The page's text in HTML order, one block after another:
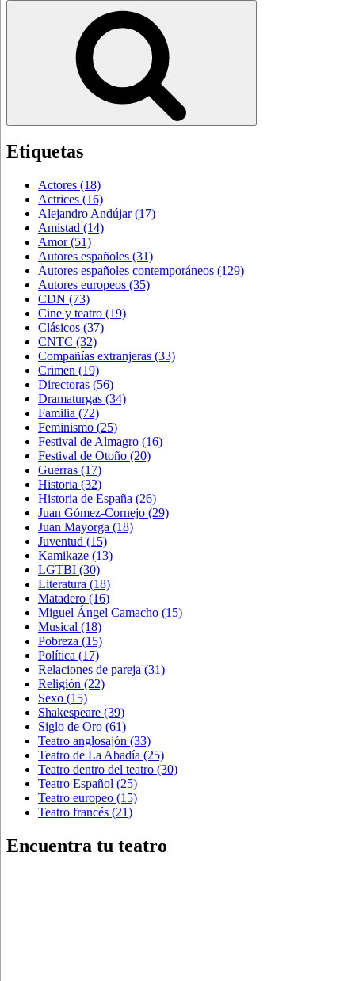
por:
Etiquetas
Actores (18)
Actrices (16)
Alejandro Andújar(17)
Amistad (14)
Amor(51)
Autores españoles (31)
Autores españoles contemporáneos (129)
Autores europeos (35)
CDN (73)
Cine y teatro (19)
Clásicos (37)
CNTC (32)
Compañías extranjeras (33)
Crimen (19)
Directoras (56)
Dramaturgas (34)
Familia (72)
Feminismo (25)
Festival de Almagro (16)
Festival de Otoño (20)
Guerras (17)
Historia (32)
Historia de España (26)
Juan Gómez-Cornejo (29)
Juan Mayorga (18)
Juventud (15)
Kamikaze (13)
LGTBI (30)
Literatura (18)
Matadero (16)
Miguel Ángel Camacho (15)
Musical (18)
Pobreza (15)
Política (17)
Relaciones de pareja (31)
Religión (22)
Sexo (15)
Shakespeare (39)
Siglo de Oro (61)
Teatro anglosajón (33)
Teatro de La Abadía (25)
Teatro dentro del teatro (30)
Teatro Español (25)
Teatro europeo (15)
Teatro francés (21)
Encuentra tu teatro